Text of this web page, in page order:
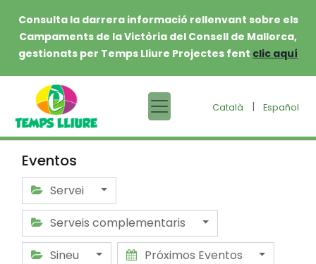
Consulta la darrera informació rellenvant sobre els
Campaments de la Victòria del Consell de Mallorca,
gestionats per Temps Lliure Projectes fent clic aquí
Català | Español
Eventos
Servei
Serveis complementaris
Sineu
Próximos Eventos